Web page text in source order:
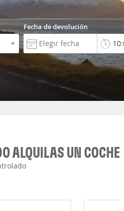
Fecha de devolución
ALQUILAS UN COCHE